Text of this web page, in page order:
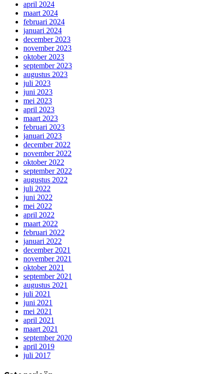
april 2024
maart 2024
februari 2024
januari 2024
december 2023
november 2023
oktober 2023
september 2023
augustus 2023
juli 2023
juni 2023
mei 2023
april 2023
maart 2023
februari 2023
januari 2023
december 2022
november 2022
oktober 2022
september 2022
augustus 2022
juli 2022
juni 2022
mei 2022
april 2022
maart 2022
februari 2022
januari 2022
december 2021
november 2021
oktober 2021
september 2021
augustus 2021
juli 2021
juni 2021
mei 2021
april 2021
maart 2021
september 2020
april 2019
juli 2017